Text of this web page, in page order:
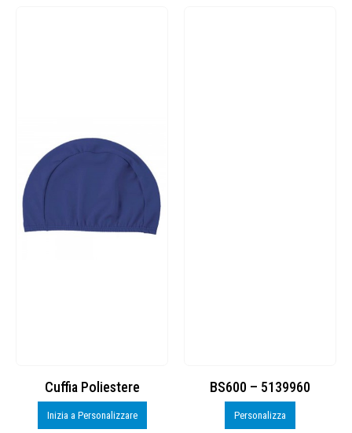
Cuffia Poliestere
Inizia a Personalizzare
BS600 – 5139960
Personalizza